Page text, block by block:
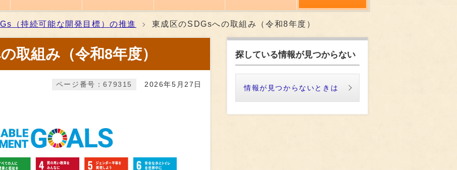
（持続可能な開発目標）の推進 東成区のSDGsへの取組み（令和8年度）
取組み（令和8年度）
2026年5月27日
ページ番号：679315
探している情報が見つからない
情報が見つからないときは